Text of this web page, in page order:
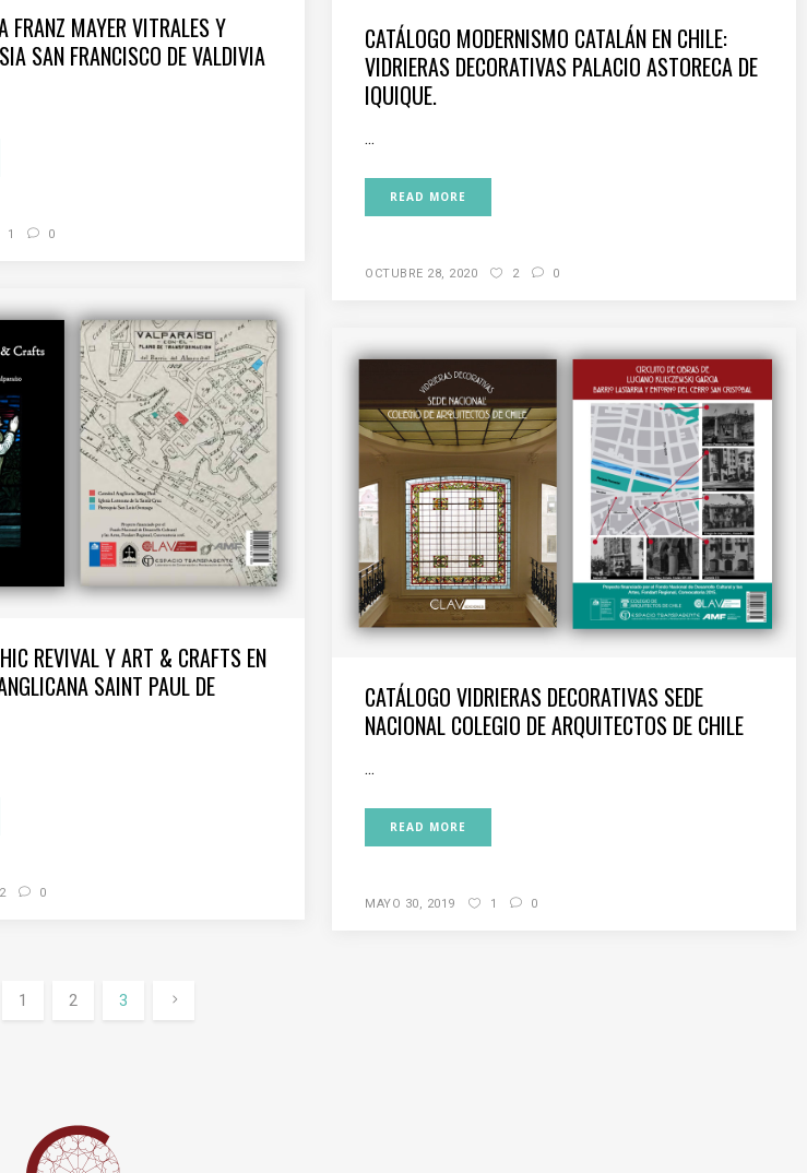
FRANZ MAYER VITRALES Y
SAN FRANCISCO DE VALDIVIA
1 0
CATÁLOGO MODERNISMO CATALÁN EN CHILE:
VIDRIERAS DECORATIVAS PALACIO ASTORECA DE
IQUIQUE.
...
READ MORE
OCTUBRE 28, 2020 2 0
REVIVAL Y ART & CRAFTS EN
SAINT PAUL DE
2 0
CATÁLOGO VIDRIERAS DECORATIVAS SEDE
NACIONAL COLEGIO DE ARQUITECTOS DE CHILE
...
READ MORE
MAYO 30, 2019 1 0
1 2 3